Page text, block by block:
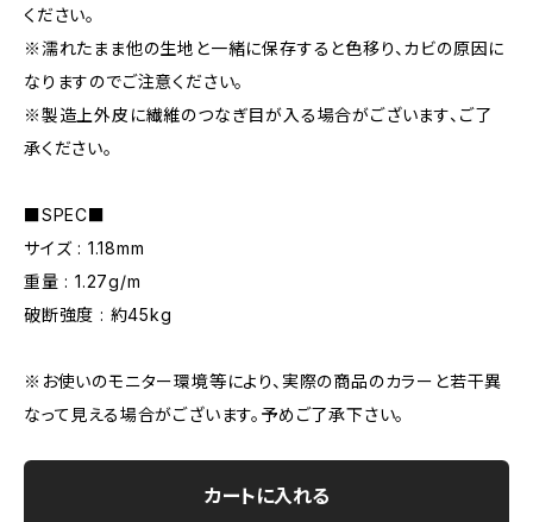
ください。
※濡れたまま他の生地と一緒に保存すると色移り、カビの原因に
なりますのでご注意ください。
※製造上外皮に繊維のつなぎ目が入る場合がございます、ご了
承ください。
■SPEC■
サイズ : 1.18mm
重量 : 1.27g/m
破断強度 : 約45kg
※お使いのモニター環境等により、実際の商品のカラーと若干異
なって見える場合がございます。予めご了承下さい。
カートに入れる